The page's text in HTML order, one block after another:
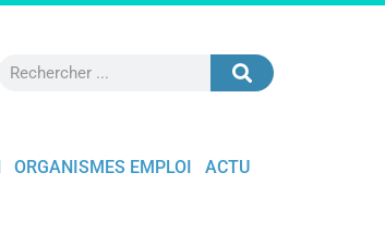
ORGANISMES EMPLOI ACTU